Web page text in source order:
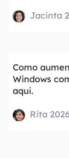
Jacinta
Como
Windows
aqui.
Rita